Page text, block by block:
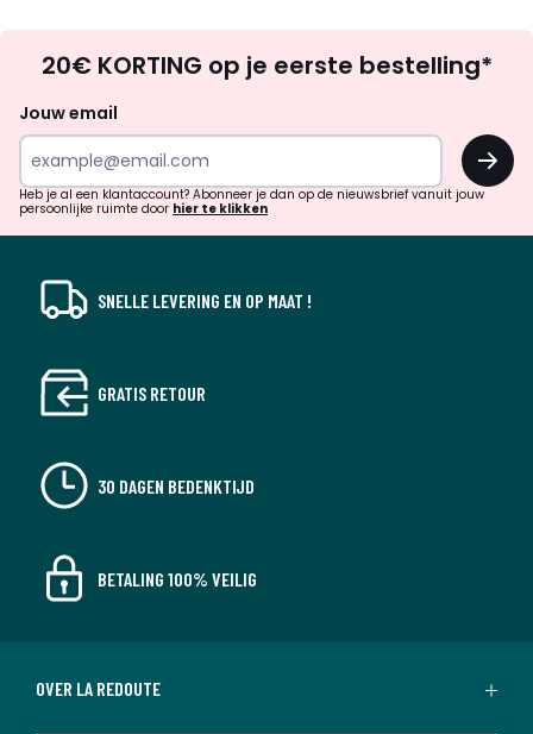
zoek
inspiratie
verrassingen?
20€ KORTING op je eerste bestelling*
Jouw email
OK
Heb je al een klantaccount? Abonneer je dan op de nieuwsbrief vanuit jouw
persoonlijke ruimte door hier te klikken
SNELLE LEVERING EN OP MAAT !
GRATIS RETOUR
30 DAGEN BEDENKTIJD
BETALING 100% VEILIG
OVER LA REDOUTE